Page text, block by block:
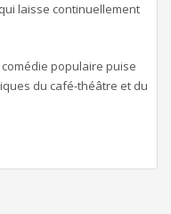
laisse continuellement
populaire puise
du café-théâtre et du